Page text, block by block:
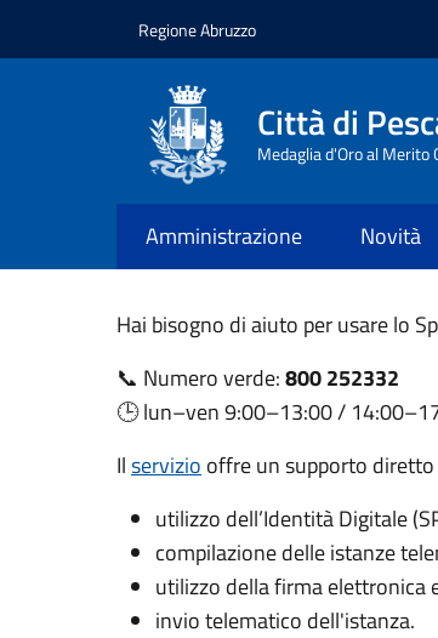
Regione Abruzzo
Città di
Medaglia d'Oro al Merito
Amministrazione Novità
Hai bisogno di aiuto per usare lo
📞 Numero verde:800 252332
🕒 lun–ven 9:00–13:00 /
Ilservizio offre un supporto
utilizzo dell’Identità Digitale
compilazione delle istanze
utilizzo della firma elettronica
invio telematico dell'istanza.